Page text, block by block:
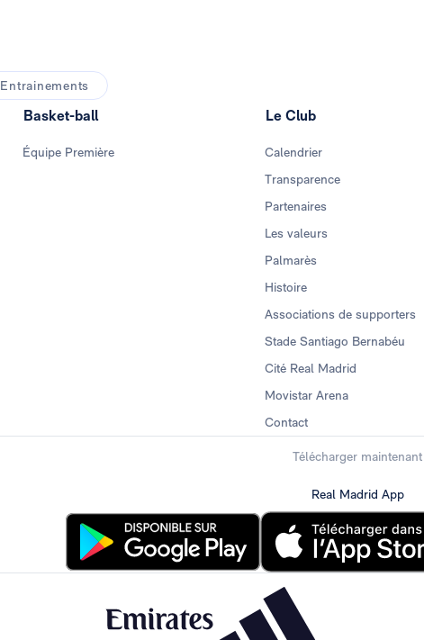
Entrainements
Basket-ball
Équipe Première
Le Club
Calendrier
Transparence
Partenaires
Les valeurs
Palmarès
Histoire
Associations de supporters
Stade Santiago Bernabéu
Cité Real Madrid
Movistar Arena
Contact
Télécharger maintenant
Real Madrid App